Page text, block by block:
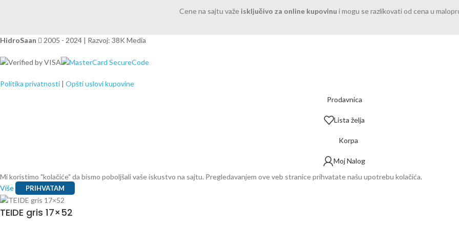
Cene na sajtu važe isključivo za online kupovinu i mogu se razlikovati od cena u
HidroSaan 2005 - 2024 | Razvoj: 38K Media
Politika privatnosti
Opšti uslovi kupovine
Prodavnica
Lista želja
Korpa
Moj Nalog
Mi koristimo "kolačiće" da bismo poboljšali vaše iskustvo na sajtu. Pregledavanjem ove veb stranice prihvatate našu upotrebu kolačića.
Više
PRIHVATAM
TEIDE gris 17×52